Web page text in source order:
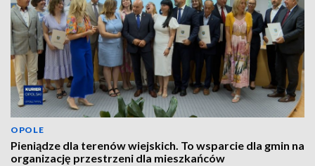
OPOLE
Pieniądze dla terenów wiejskich. To wsparcie dla gmin na
organizację przestrzeni dla mieszkańców